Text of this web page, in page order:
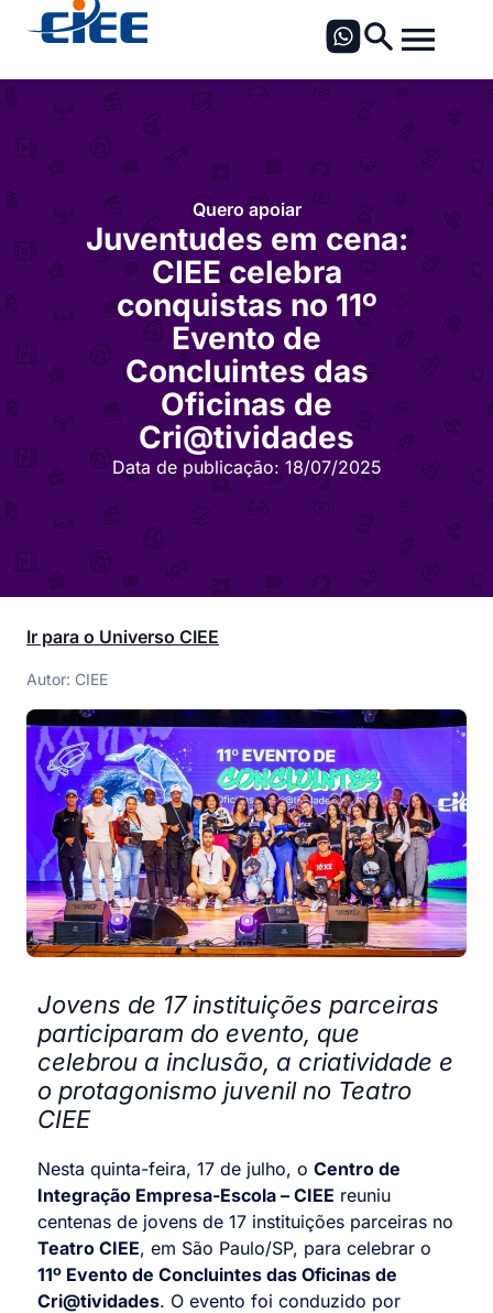
Quero apoiar
Juventudes em cena:
CIEE celebra
conquistas no 11º
Evento de
Concluintes das
Oficinas de
Cri@tividades
Data de publicação: 18/07/2025
Ir para o Universo CIEE
Autor: CIEE
Jovens de 17 instituições parceiras
participaram do evento, que
celebrou a inclusão, a criatividade e
o protagonismo juvenil no Teatro
CIEE
Nesta quinta-feira, 17 de julho, o Centro de
Integração Empresa-Escola – CIEE reuniu
centenas de jovens de 17 instituições parceiras no
Teatro CIEE, em São Paulo/SP, para celebrar o
11º Evento de Concluintes das Oficinas de
Cri@tividades. O evento foi conduzido por